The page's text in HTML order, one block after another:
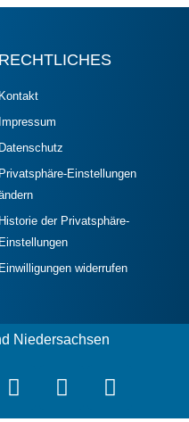
RECHTLICHES
Kontakt
Impressum
Datenschutz
Privatsphäre-Einstellungen
Historie der Privatsphäre-
Einstellungen
Einwilligungen widerrufen
Niedersachsen